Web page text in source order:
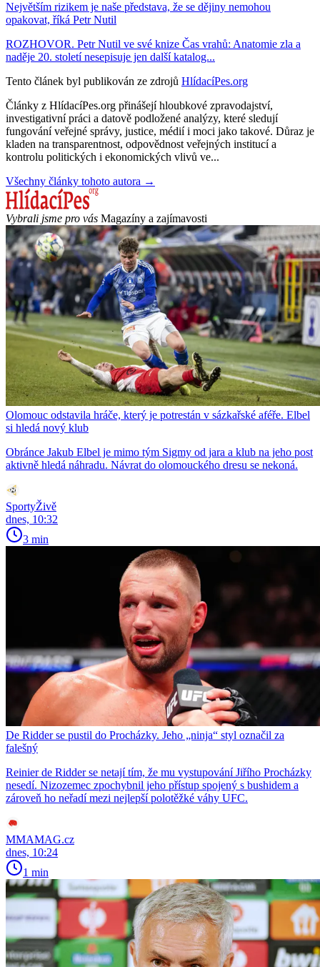
Největším rizikem je naše představa, že se dějiny nemohou
opakovat, říká Petr Nutil
ROZHOVOR. Petr Nutil ve své knize Čas vrahů: Anatomie zla a
naděje 20. století nesepisuje jen další katalog...
Tento článek byl publikován ze zdrojů HlídacíPes.org
Články z HlídacíPes.org přinášejí hloubkové zpravodajství,
investigativní práci a datově podložené analýzy, které sledují
fungování veřejné správy, justice, médií i moci jako takové. Důraz je
kladen na transparentnost, odpovědnost veřejných institucí a
kontrolu politických i ekonomických vlivů ve...
Všechny články tohoto autora →
Vybrali jsme pro vás Magazíny a zajímavosti
Olomouc odstavila hráče, který je potrestán v sázkařské aféře. Elbel
si hledá nový klub
Obránce Jakub Elbel je mimo tým Sigmy od jara a klub na jeho post
aktivně hledá náhradu. Návrat do olomouckého dresu se nekoná.
SportyŽivě
dnes, 10:32
3 min
De Ridder se pustil do Procházky. Jeho „ninja“ styl označil za
falešný
Reinier de Ridder se netají tím, že mu vystupování Jiřího Procházky
nesedí. Nizozemec zpochybnil jeho přístup spojený s bushidem a
zároveň ho neřadí mezi nejlepší polotěžké váhy UFC.
MMAMAG.cz
dnes, 10:24
1 min